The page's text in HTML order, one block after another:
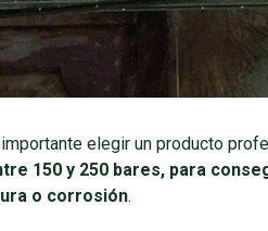
elegir un producto
150 y 250 bares, para
o corrosión.